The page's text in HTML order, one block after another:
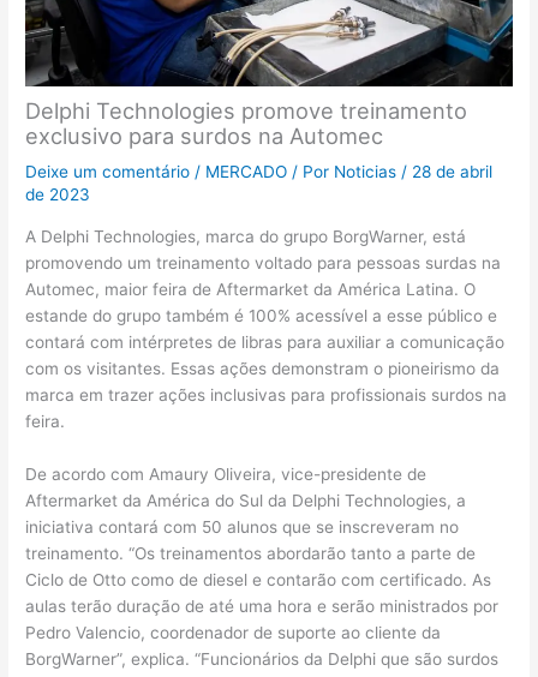
Delphi Technologies promove treinamento
exclusivo para surdos na Automec
Deixe um comentário / MERCADO / Por Noticias / 28 de abril
de 2023
A Delphi Technologies, marca do grupo BorgWarner, está
promovendo um treinamento voltado para pessoas surdas na
Automec, maior feira de Aftermarket da América Latina. O
estande do grupo também é 100% acessível a esse público e
contará com intérpretes de libras para auxiliar a comunicação
com os visitantes. Essas ações demonstram o pioneirismo da
marca em trazer ações inclusivas para profissionais surdos na
feira.
De acordo com Amaury Oliveira, vice-presidente de
Aftermarket da América do Sul da Delphi Technologies, a
iniciativa contará com 50 alunos que se inscreveram no
treinamento. “Os treinamentos abordarão tanto a parte de
Ciclo de Otto como de diesel e contarão com certificado. As
aulas terão duração de até uma hora e serão ministrados por
Pedro Valencio, coordenador de suporte ao cliente da
BorgWarner”, explica. “Funcionários da Delphi que são surdos